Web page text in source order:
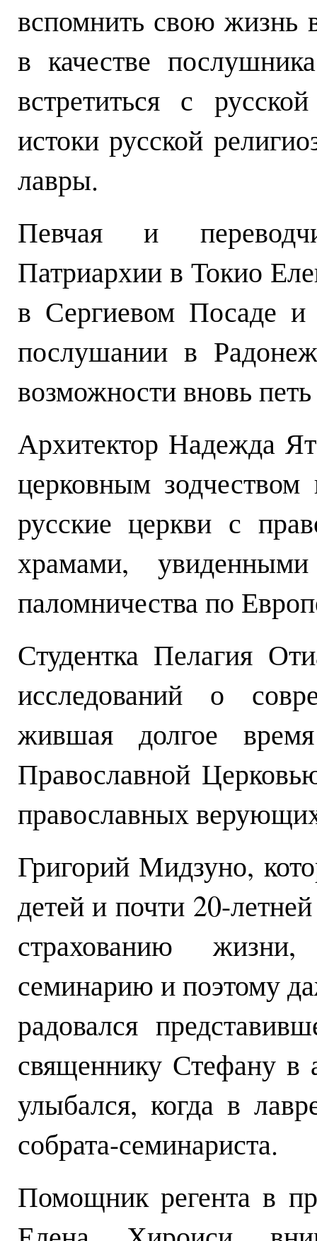
вспомнить свою жизнь
в качестве
встретиться с
истоки русской
лавры.
Певчая и
Патриархии в Токио
в Сергиевом Посаде и
послушании в
возможности вновь
Архитектор Надежда
церковным
русские церкви с
храмами,
паломничества по
Студентка Пелагия
исследований о
жившая долгое
Православной
православных
Григорий Мидзуно,
детей и почти 20-
страхованию
семинарию и поэтому
радовался
священнику Стефану в
улыбался, когда в
собрата-семинариста.
Помощник регента в